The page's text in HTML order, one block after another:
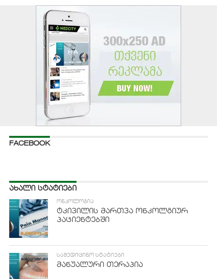
FACEBOOK
ᲐᲮᲐᲚᲘ ᲡᲢᲐᲢᲘᲔᲑᲘ
ᲝᲜᲙᲝᲚᲝᲒᲘᲐ
ტკივილის მართვა ონკოლგიურ
პაციენტებში
ᲡᲐᲛᲔᲓᲘᲪᲘᲜᲝ ᲡᲢᲐᲢᲘᲔᲑᲘ
მანუალური თერაპია